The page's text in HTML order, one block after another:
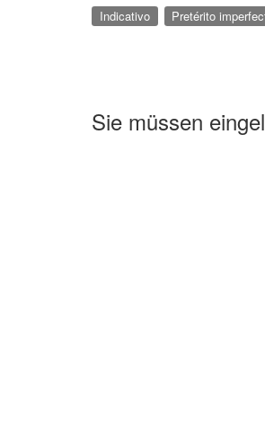
Indicativo Pretérito
Sie müssen